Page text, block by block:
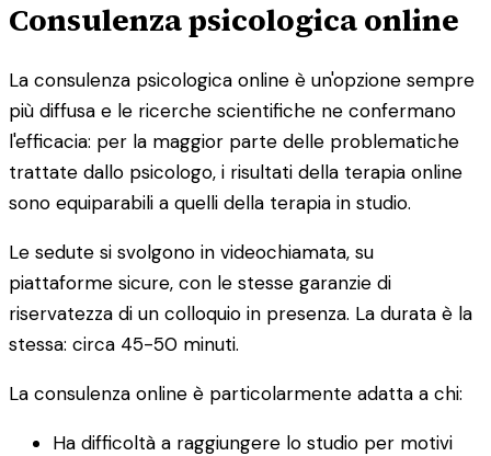
Consulenza psicologica online
La consulenza psicologica online è un'opzione sempre
più diffusa e le ricerche scientifiche ne confermano
l'efficacia: per la maggior parte delle problematiche
trattate dallo psicologo, i risultati della terapia online
sono equiparabili a quelli della terapia in studio.
Le sedute si svolgono in videochiamata, su
piattaforme sicure, con le stesse garanzie di
riservatezza di un colloquio in presenza. La durata è la
stessa: circa 45-50 minuti.
La consulenza online è particolarmente adatta a chi:
Ha difficoltà a raggiungere lo studio per motivi